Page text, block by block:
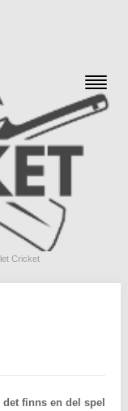
Cricket
finns en del spel